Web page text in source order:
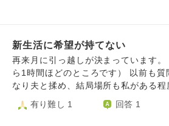
越しならともかく、 したくなかった
もあまりやる気が出ません。 私とし
て 都会で暮らしたいだけですが、 私
動しないといけないのは、正直神様に
と思います。 一時的に、実家に引っ
新生活に希望が持てない
再来月に引っ越しが決まっています
ら1時間ほどのところです） 以前も質問させて頂いた通りか
なり夫と揉め、結局場所も私がある
（近くに子育て広場、公園、スーパー
る、駅までバスが沢山あるなど、、、）
有り難し 1 回答 1